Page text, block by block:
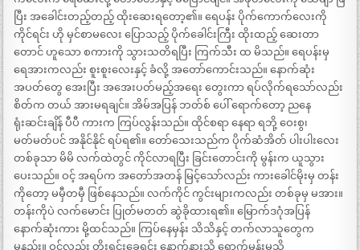
ပြီး အခေါင်းတည့်တည့် ထိုးဆေးရတော့၏။ ရေပန်း ပိုက်ကောက်လေးကို
ကိုင်ရင်း ဟို မှင်စာမလေး ပြောသည့် ပိုက်ခေါင်းကြီး ထိုးထည့် ဆေးတာ
တောင် ဟူသော စကားကို သွားသတိရပြီး ကြက်သီး ထ မိသည်။ ရေပန်းမှ
ရေအားကလည်း စူးစူးလေးနှင့် ခံလို့ အတော်ကောင်းသည်။ နောက်ဆုံး
အပတ်တွေ အေးပြီး အအေးပတ်မည့်အရေး တွေးကာ ရပ်လိုက်ရသော်လည်း
စိတ်က တယ် အားမရချင်။ အိမ်အပြန် ဘတ်စ် ပေါ် ရောက်တော့ ညနေ
ရုံးဆင်းချိန် ပီပီ ကားက ကြပ်လွန်းသည်။ ထိုင်စရာ နေရာ ရဘို့ ဝေးစွ၊
မတ်မတ်ပင် အနိုင်နိုင် ရပ်ရ၏။ တော်သေးသည်က ပိုက်ဆံအိတ် ပါးပါးလေး
တစ်ခုသာ မိမိ လက်ထဲတွင် ကိုင်လာရပြီး ခြင်းတောင်းကို မွန်းက ယူသွား
ပေးသည်။ ဝင့် အရပ်က အတော်အတန် မြင့်သော်လည်း ကားခေါင်မိုးမှ တန်း
ကိုတော့ မမှီတမှီ ဖြစ်နေသည်။ လက်ကိုင် ကွင်းများကလည်း တစ်ခုမှ မအား။
တန်းကိုပဲ လက်မောင်း ပြုတ်မတတ် ဆွဲခိုထားရ၏။ မြောက်ဒဂုံအပြန်
နောက်ဆုံးကား မို့ထင်သည်။ ကြပ်နေမှန်း သိသိနှင့် တက်လာသူတွေက
မနည်း။ ဝင့်လည်း တိုးရင်းခွေ့ရင်း နောက်နားသို့ ရောက်မှန်းမသိ